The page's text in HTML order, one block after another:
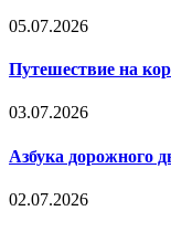
05.07.2026
Путешествие на
03.07.2026
Азбука дорожного
02.07.2026